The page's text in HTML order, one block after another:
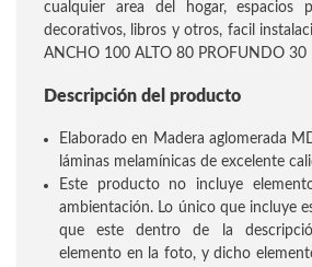
cualquier area del hogar, espacios
decorativos, libros y otros, facil
ANCHO 100 ALTO 80 PROFUNDO 30
Descripción del producto
Elaborado en Madera aglomerada
láminas melamínicas de excelente
Este producto no incluye
ambientación. Lo único que incluye
que este dentro de la
elemento en la foto, y dicho